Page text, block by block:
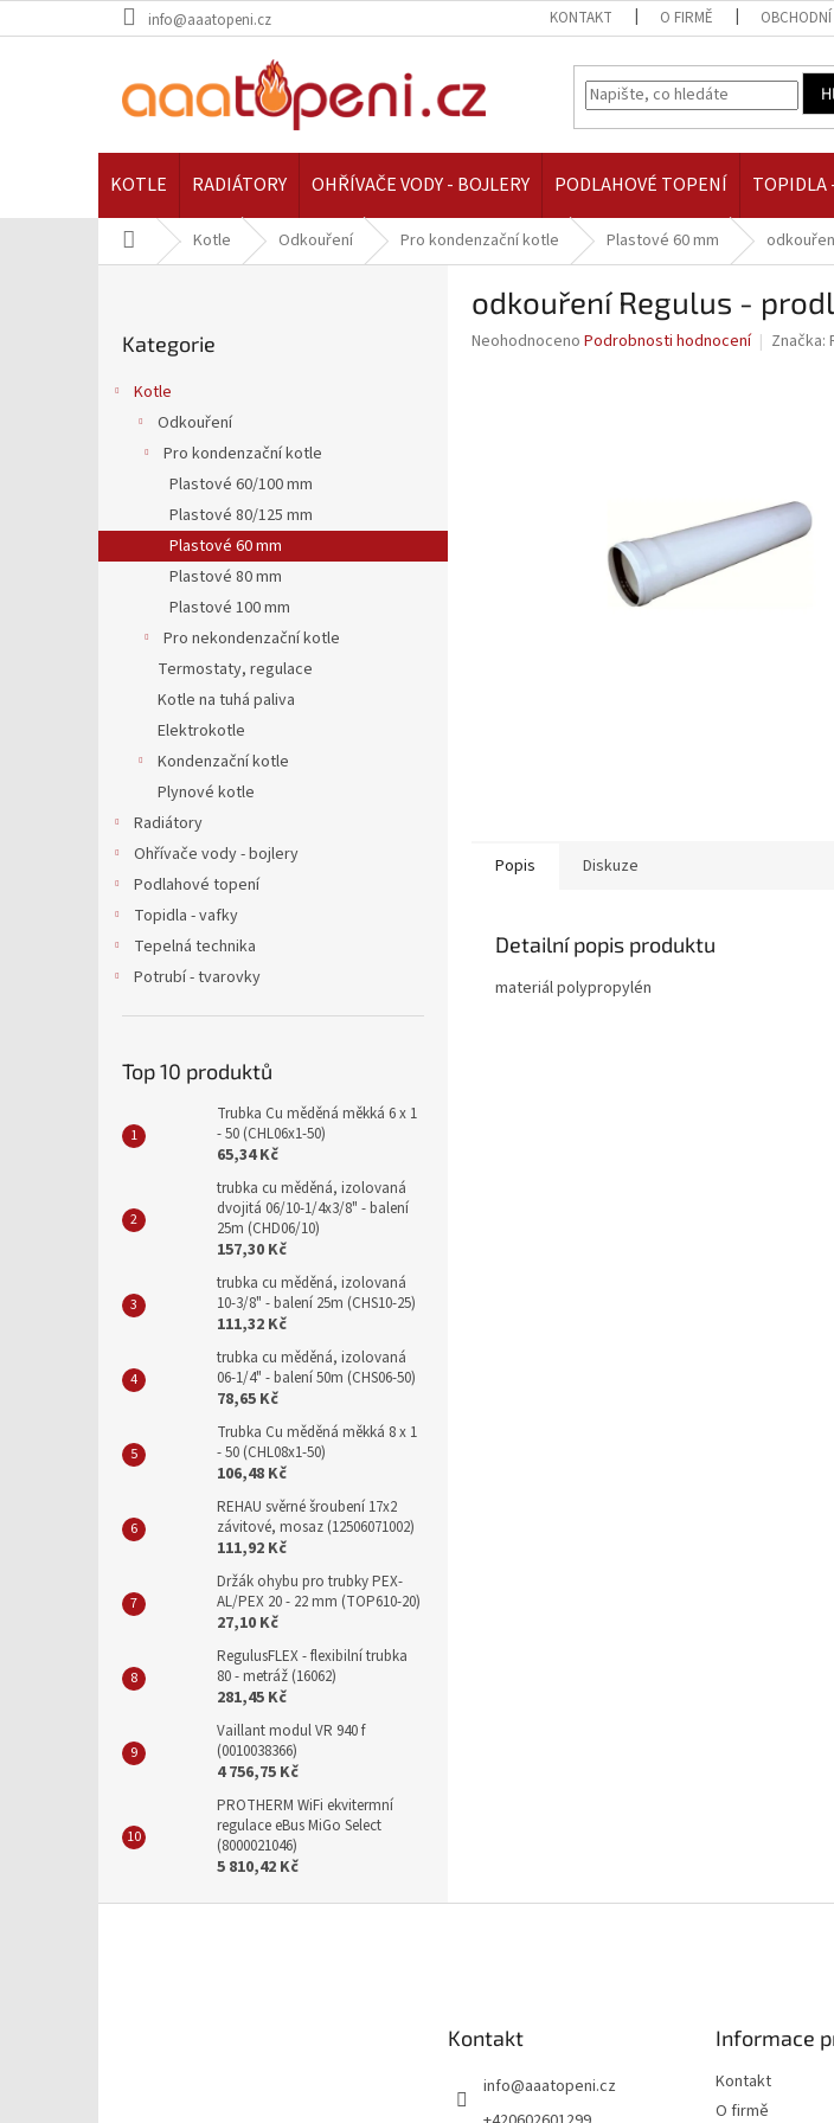
na
info@aaatopeni.cz KONTAKT O FIRMĚ
KOTLE RADIÁTORY OHŘÍVAČE VODY - BOJLERY PODLAHOVÉ TOPENÍ TOPIDLA
Domů Kotle Odkouření Pro kondenzační kotle Plastové 60 mm
a
n
kategorie
Kategorie
Kotle
Odkouření
Pro kondenzační kotle
Plastové 60/100 mm
Plastové 80/125 mm
Plastové 60 mm
Plastové 80 mm
Plastové 100 mm
Pro nekondenzační kotle
Termostaty, regulace
Kotle na tuhá paliva
Elektrokotle
Kondenzační kotle
Plynové kotle
Radiátory
Ohřívače vody - bojlery
Podlahové topení
Topidla - vafky
Tepelná technika
Potrubí - tvarovky
Top 10 produktů
Trubka Cu měděná měkká 6 x 1
- 50 (CHL06x1-50)
65,34 Kč
trubka cu měděná, izolovaná
dvojitá 06/10-1/4x3/8" - balení
25m (CHD06/10)
157,30 Kč
trubka cu měděná, izolovaná
10-3/8" - balení 25m (CHS10-25)
111,32 Kč
trubka cu měděná, izolovaná
06-1/4" - balení 50m (CHS06-50)
78,65 Kč
Trubka Cu měděná měkká 8 x 1
- 50 (CHL08x1-50)
106,48 Kč
REHAU svěrné šroubení 17x2
závitové, mosaz (12506071002)
111,92 Kč
Držák ohybu pro trubky PEX-
AL/PEX 20 - 22 mm (TOP610-20)
27,10 Kč
RegulusFLEX - flexibilní trubka
80 - metráž (16062)
281,45 Kč
Vaillant modul VR 940 f
(0010038366)
4 756,75 Kč
PROTHERM WiFi ekvitermní
regulace eBus MiGo Select
(8000021046)
5 810,42 Kč
odkouření Regulus -
Průměrné
Neohodnoceno Podrobnosti hodnocení Značka:
Popis Diskuze
Detailní popis produktu
materiál polypropylén
Kontakt
info@aaatopeni.cz
Informace
Kontakt
O firmě